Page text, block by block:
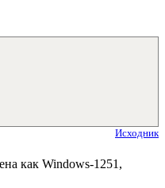
Исходник
как Windows-1251,